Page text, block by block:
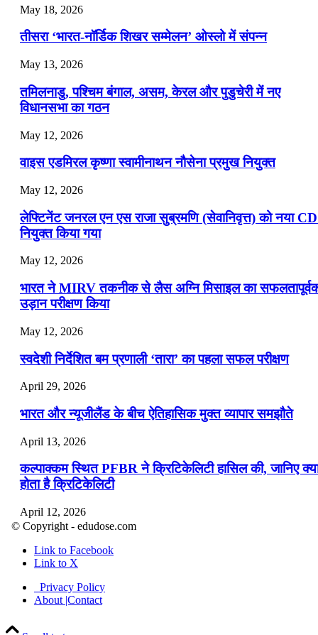
July 19, 2026
📝 डेली करेंट अफेयर्स: 16-18 जुलाई 2026
July 16, 2026
📝 डेली करेंट अफेयर्स: 13-15 जुलाई 2026
May 18, 2026
तीसरा ‘भारत-नॉर्डिक शिखर सम्मेलन’ ओस्लो में संपन्न
May 13, 2026
तमिलनाडु, पश्चिम बंगाल, असम, केरल और पुडुचेरी में नए
विधानसभा का गठन
May 12, 2026
वाइस एडमिरल कृष्णा स्वामीनाथन नौसेना प्रमुख नियुक्त
May 12, 2026
लेफ्टिनेंट जनरल एन एस राजा सुब्रमणि (सेवानिवृत्त) को नया
नियुक्त किया गया
May 12, 2026
भारत ने MIRV तकनीक से लैस अग्नि मिसाइल का
उड़ान परीक्षण किया
May 12, 2026
स्वदेशी निर्देशित बम प्रणाली ‘तारा’ का पहला सफल परीक्षण
April 29, 2026
भारत और न्यूजीलैंड के बीच ऐतिहासिक मुक्त व्यापार समझौते
April 13, 2026
कल्पाक्कम स्थित PFBR ने क्रिटिकेलिटी हासिल की, जानिए
होता है क्रिटिकेलिटी
April 12, 2026
April 9, 2026
नासा का आर्टेमिस-2 मिशन: मनुष्य एक बार फिर से चंद्रमा के
पहुंचा
© Copyright - edudose.com
Link to Facebook
Link to X
Privacy Policy
About |Contact